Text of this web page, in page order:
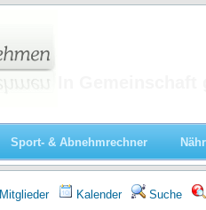
Sport- & Abnehmrechner
Mitglieder Kalender Suche